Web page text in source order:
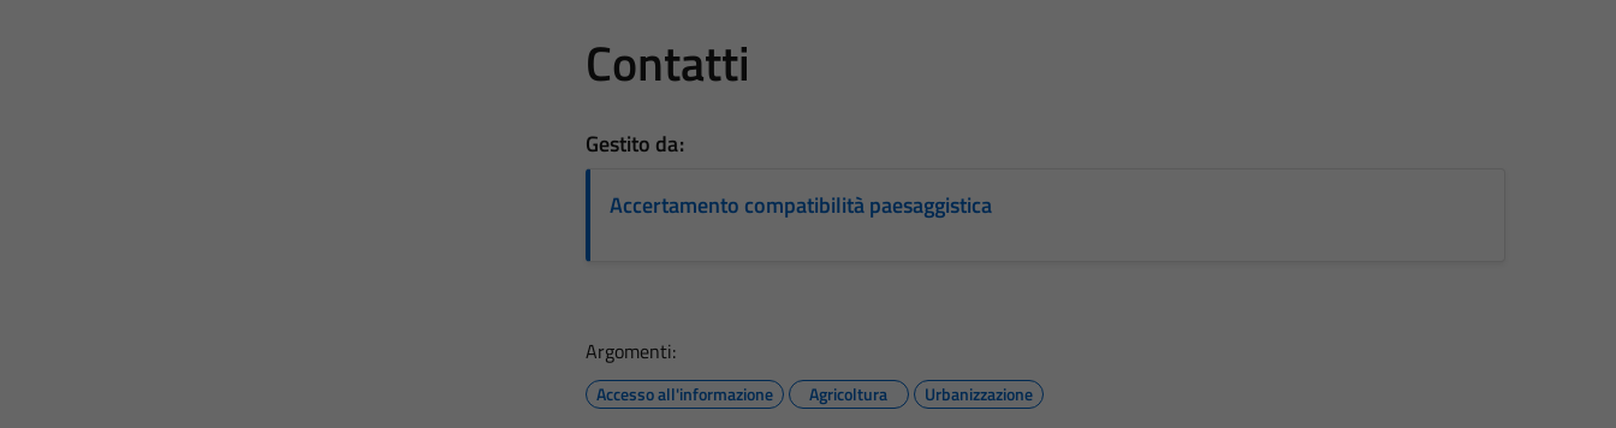
Contatti
Gestito da:
Accertamento compatibilità paesaggistica
Argomenti:
Accesso all'informazione Agricoltura Urbanizzazione